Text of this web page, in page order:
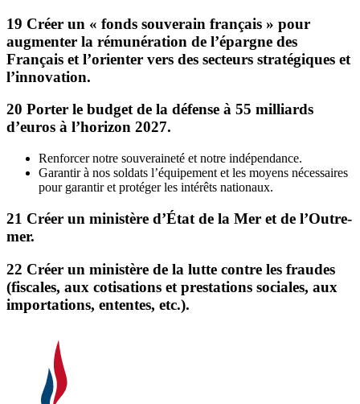
19 Créer un « fonds souverain français » pour
augmenter la rémunération de l’épargne des
Français et l’orienter vers des secteurs stratégiques et
l’innovation.
20 Porter le budget de la défense à 55 milliards
d’euros à l’horizon 2027.
Renforcer notre souveraineté et notre indépendance.
Garantir à nos soldats l’équipement et les moyens nécessaires
pour garantir et protéger les intérêts nationaux.
21 Créer un ministère d’État de la Mer et de l’Outre-
mer.
22 Créer un ministère de la lutte contre les fraudes
(fiscales, aux cotisations et prestations sociales, aux
importations, ententes, etc.).